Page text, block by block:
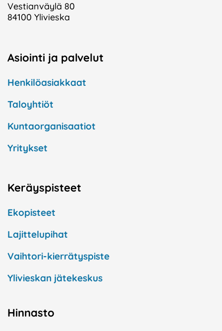
Vestianväylä 80
84100 Ylivieska
Asiointi ja palvelut
Henkilöasiakkaat
Taloyhtiöt
Kuntaorganisaatiot
Yritykset
Keräyspisteet
Ekopisteet
Lajittelupihat
Vaihtori-kierrätyspiste
Ylivieskan jätekeskus
Hinnasto